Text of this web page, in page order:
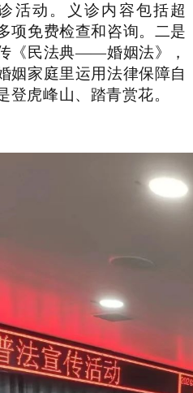
活动。义诊内容包括超
项免费检查和咨询。二是
《民法典——婚姻法》，
姻家庭里运用法律保障自
登虎峰山、踏青赏花。